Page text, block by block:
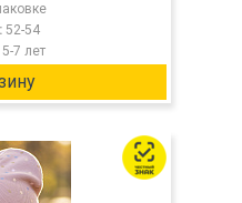
52-54
5-7 лет